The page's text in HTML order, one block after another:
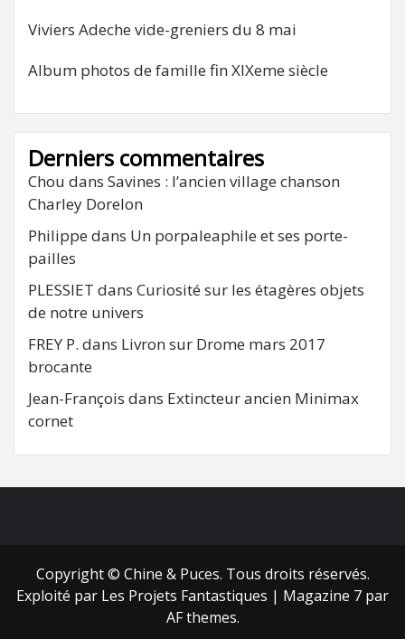
Viviers Adeche vide-greniers du 8 mai
Album photos de famille fin XIXeme siècle
Derniers commentaires
Chou dans Savines : l’ancien village chanson
Charley Dorelon
Philippe dans Un porpaleaphile et ses porte-
pailles
PLESSIET dans Curiosité sur les étagères objets
de notre univers
FREY P. dans Livron sur Drome mars 2017
brocante
Jean-François dans Extincteur ancien Minimax
cornet
Copyright © Chine & Puces. Tous droits réservés.
Exploité par Les Projets Fantastiques | Magazine 7 par
AF themes.